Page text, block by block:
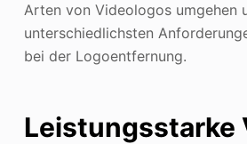
Arten von Videologos umgehen
unterschiedlichsten
bei der Logoentfernung.
Leistungsstarke